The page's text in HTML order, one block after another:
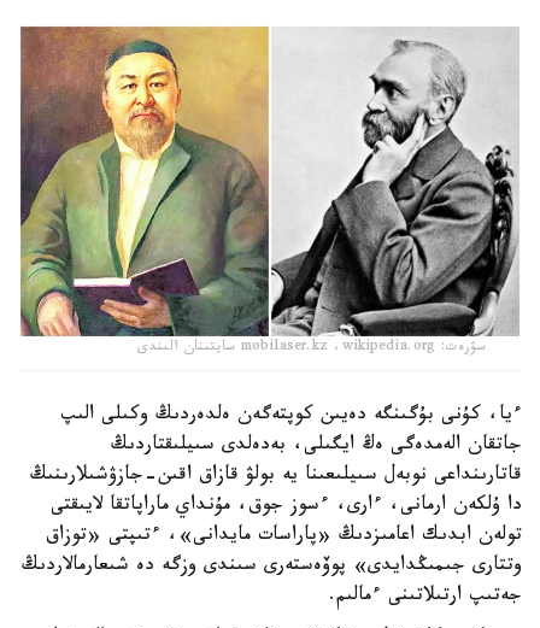
سۋرەت: mobilaser.kz ،wikipedia.org سايتىنان الىندى
ءيا، كۇنى بۇگىنگە دەيىن كوپتەگەن ەلدەردىڭ وكىلى الىپ
جاتقان الەمدەگى ەڭ ايگىلى، بەدەلدى سىيلىقتاردىڭ
قاتارىنداعى نوبەل سىيلىعىنا يە بولۋ قازاق اقىن-جازۋشىلارىنىڭ
دا ۇلكەن ارمانى، ءارى، ءسوز جوق، مۇنداي ماراپاتقا لايىقتى
تولەن ابدىك اعامىزدىڭ «پاراسات مايدانى»، ءتىپتى «توزاق
وتتارى جىمىڭدايدى» پوۆەستەرى سىندى وزگە دە شىعارمالاردىڭ
جەتىپ ارتىلاتىنى ءمالىم.